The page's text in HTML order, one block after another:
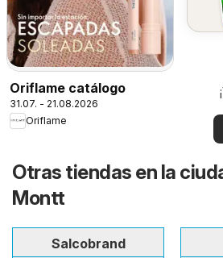
Oriflame catálogo
31.07. - 21.08.2026
Oriflame
Otras tiendas en la
Montt
Salcobrand